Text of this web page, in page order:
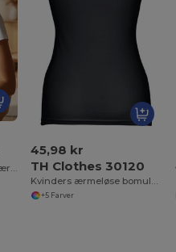
Dame T-shirt med korte ærmer i bomuld. Hvid
45,98 kr
TH Clothes 30120
Kvinders ærmeløse bomulds T-shirt
+5 Farver